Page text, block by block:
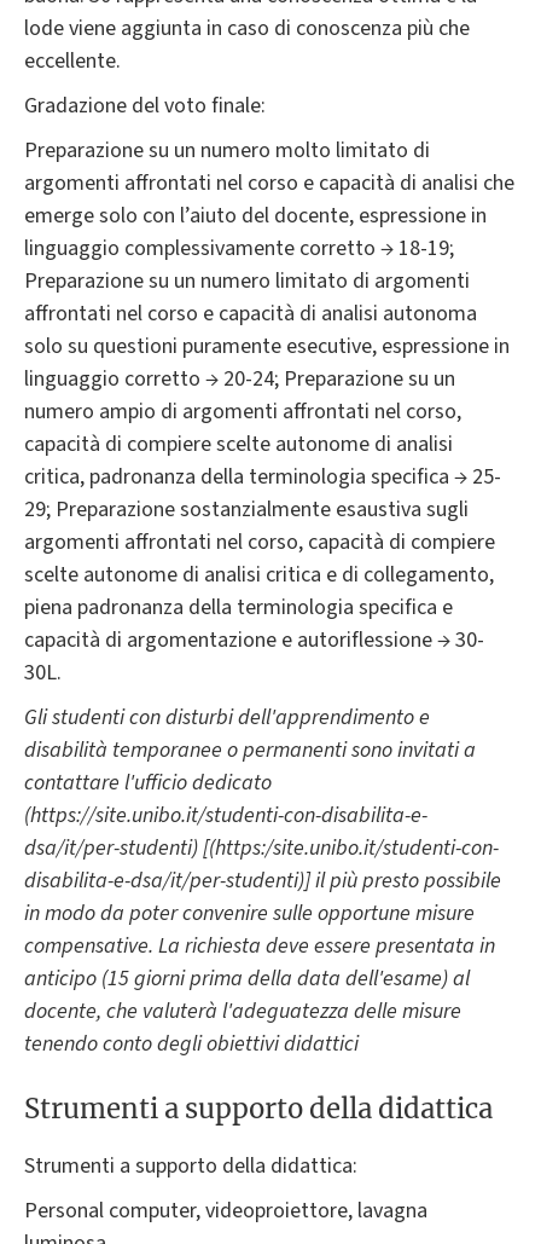
lode viene aggiunta in caso di conoscenza più che
eccellente.
Gradazione del voto finale:
Preparazione su un numero molto limitato di
argomenti affrontati nel corso e capacità di analisi che
emerge solo con l’aiuto del docente, espressione in
linguaggio complessivamente corretto → 18-19;
Preparazione su un numero limitato di argomenti
affrontati nel corso e capacità di analisi autonoma
solo su questioni puramente esecutive, espressione in
linguaggio corretto → 20-24; Preparazione su un
numero ampio di argomenti affrontati nel corso,
capacità di compiere scelte autonome di analisi
critica, padronanza della terminologia specifica → 25-
29; Preparazione sostanzialmente esaustiva sugli
argomenti affrontati nel corso, capacità di compiere
scelte autonome di analisi critica e di collegamento,
piena padronanza della terminologia specifica e
capacità di argomentazione e autoriflessione → 30-
30L.
Gli studenti con disturbi dell'apprendimento e
disabilità temporanee o permanenti sono invitati a
contattare l'ufficio dedicato
(https://site.unibo.it/studenti-con-disabilita-e-
dsa/it/per-studenti) [(https:/site.unibo.it/studenti-con-
disabilita-e-dsa/it/per-studenti)] il più presto possibile
in modo da poter convenire sulle opportune misure
compensative. La richiesta deve essere presentata in
anticipo (15 giorni prima della data dell'esame) al
docente, che valuterà l'adeguatezza delle misure
tenendo conto degli obiettivi didattici
Strumenti a supporto della didattica
Strumenti a supporto della didattica:
Personal computer, videoproiettore, lavagna